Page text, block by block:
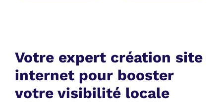
Votre expert création site
internet pour booster
votre visibilité locale